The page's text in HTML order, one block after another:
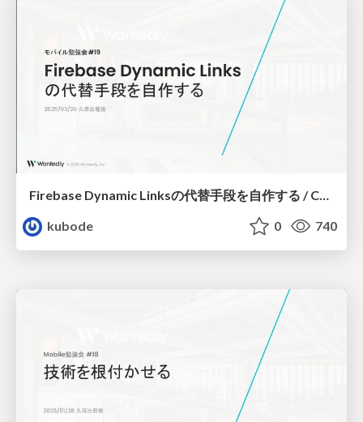
Firebase Dynamic Linksの代替手段を自作する / Create your own Firebase Dynamic Links alternative
kubode
0 740